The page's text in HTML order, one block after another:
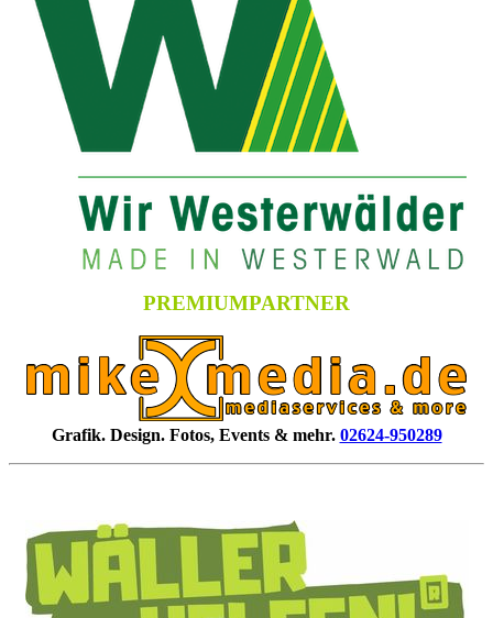
PREMIUMPARTNER
Grafik. Design. Fotos, Events & mehr. 02624-950289